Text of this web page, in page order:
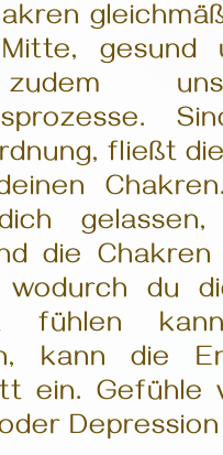
gesund
fließt
die
wodurch du
fühlen
kann die
ein. Gefühle